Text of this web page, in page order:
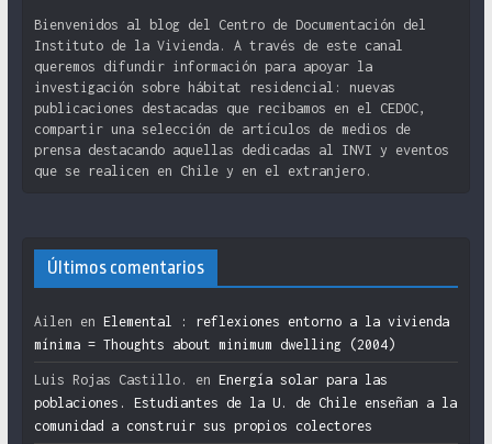
Bienvenidos al blog del Centro de Documentación del
Instituto de la Vivienda. A través de este canal
queremos difundir información para apoyar la
investigación sobre hábitat residencial: nuevas
publicaciones destacadas que recibamos en el CEDOC,
compartir una selección de artículos de medios de
prensa destacando aquellas dedicadas al INVI y eventos
que se realicen en Chile y en el extranjero.
Últimos comentarios
Ailen en Elemental : reflexiones entorno a la vivienda
mínima = Thoughts about minimum dwelling (2004)
Luis Rojas Castillo. en Energía solar para las
poblaciones. Estudiantes de la U. de Chile enseñan a la
comunidad a construir sus propios colectores